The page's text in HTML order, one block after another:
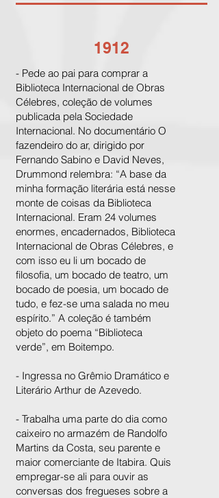
1912
- Pede ao pai para comprar a
Biblioteca Internacional de Obras
Célebres, coleção de volumes
publicada pela Sociedade
Internacional. No documentário O
fazendeiro do ar, dirigido por
Fernando Sabino e David Neves,
Drummond relembra: “A base da
minha formação literária está nesse
monte de coisas da Biblioteca
Internacional. Eram 24 volumes
enormes, encadernados, Biblioteca
Internacional de Obras Célebres, e
com isso eu li um bocado de
filosofia, um bocado de teatro, um
bocado de poesia, um bocado de
tudo, e fez-se uma salada no meu
espírito.” A coleção é também
objeto do poema “Biblioteca
verde”, em Boitempo.
- Ingressa no Grêmio Dramático e
Literário Arthur de Azevedo.
- Trabalha uma parte do dia como
caixeiro no armazém de Randolfo
Martins da Costa, seu parente e
maior comerciante de Itabira. Quis
empregar-se ali para ouvir as
conversas dos fregueses sobre a